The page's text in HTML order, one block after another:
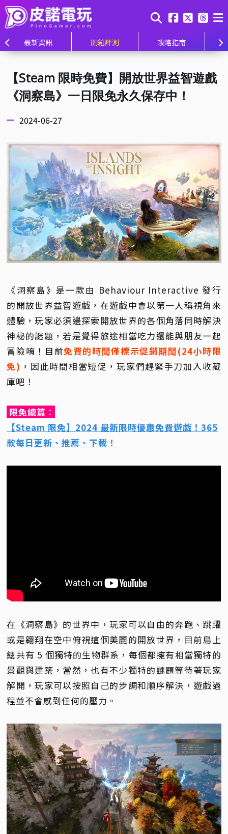
最新資訊 開箱評測 攻略指南
【Steam 限時免費】開放世界益智遊戲
《洞察島》一日限免永久保存中！
2024-06-27
《洞察島》是一款由 Behaviour Interactive 發行
的開放世界益智遊戲，在遊戲中會以第一人稱視角來
體驗，玩家必須邊探索開放世界的各個角落同時解決
神秘的謎題，若是覺得旅途相當吃力還能與朋友一起
冒險唷！目前免費的時間僅標示促銷期間(24小時限
免) ，因此時間相當短促，玩家們趕緊手刀加入收藏
庫吧！
限免總篇 ：
【Steam 限免】2024 最新限時優惠免費遊戲！365
款每日更新、推薦、下載！
在《洞察島》的世界中，玩家可以自由的奔跑、跳躍
或是翱翔在空中俯視這個美麗的開放世界，目前島上
總共有 5 個獨特的生物群系，每個都擁有相當獨特的
景觀與建築，當然，也有不少獨特的謎題等待著玩家
解開，玩家可以按照自己的步調和順序解決，遊戲過
程並不會感到任何的壓力。